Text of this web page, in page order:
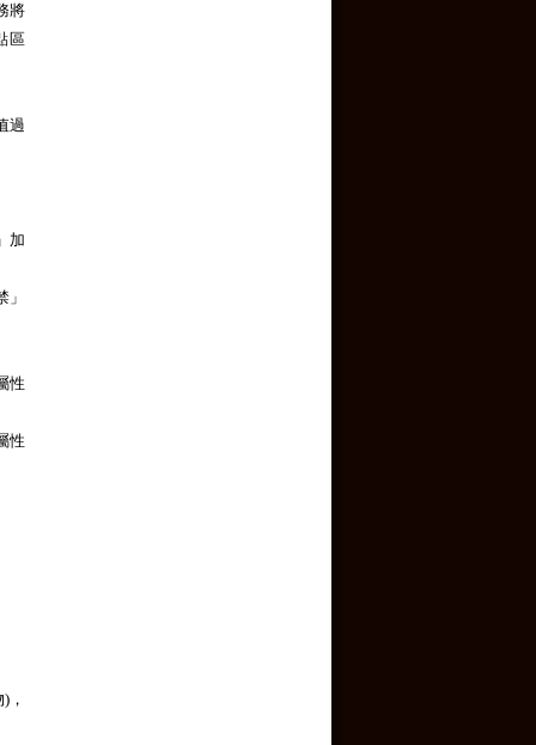
將
區
過
加
性
性
，